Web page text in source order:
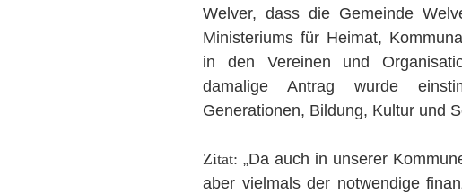
Welver, dass die Gemeinde
Ministeriums für Heimat,
in den Vereinen und
damalige Antrag wurde
Generationen, Bildung, Kultur und
Zitat: „Da auch in unserer
aber vielmals der notwendige